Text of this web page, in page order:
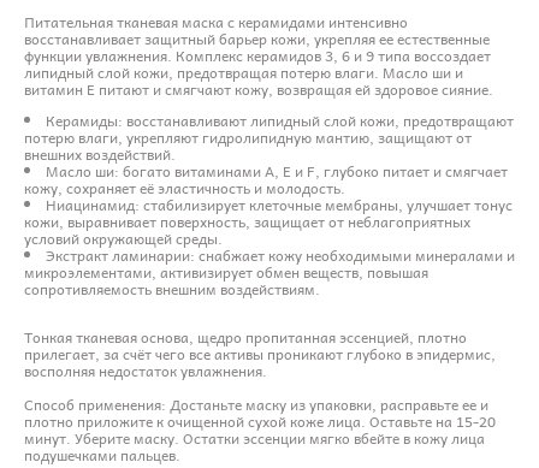
Питательная тканевая маска с керамидами интенсивно
восстанавливает защитный барьер кожи, укрепляя ее естественные
функции увлажнения. Комплекс керамидов 3, 6 и 9 типа воссоздает
липидный слой кожи, предотвращая потерю влаги. Масло ши и
витамин Е питают и смягчают кожу, возвращая ей здоровое сияние.
Керамиды: восстанавливают липидный слой кожи, предотвращают
потерю влаги, укрепляют гидролипидную мантию, защищают от
внешних воздействий.
Масло ши: богато витаминами A, E и F, глубоко питает и смягчает
кожу, сохраняет её эластичность и молодость.
Ниацинамид: стабилизирует клеточные мембраны, улучшает тонус
кожи, выравнивает поверхность, защищает от неблагоприятных
условий окружающей среды.
Экстракт ламинарии: снабжает кожу необходимыми минералами и
микроэлементами, активизирует обмен веществ, повышая
сопротивляемость внешним воздействиям.
Тонкая тканевая основа, щедро пропитанная эссенцией, плотно
прилегает, за счёт чего все активы проникают глубоко в эпидермис,
восполняя недостаток увлажнения.
Способ применения: Достаньте маску из упаковки, расправьте ее и
плотно приложите к очищенной сухой коже лица. Оставьте на 15-20
минут. Уберите маску. Остатки эссенции мягко вбейте в кожу лица
подушечками пальцев.